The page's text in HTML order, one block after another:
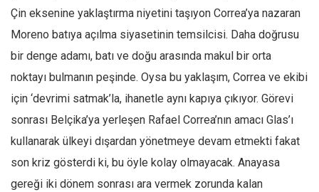
Avustralya
Tarih
Düşünce
Dosyalar
Çin eksenine yaklaştırma niyetini taşıyon Correa’ya nazaran
Moreno batıya açılma siyasetinin temsilcisi. Daha doğrusu
bir denge adamı, batı ve doğu arasında makul bir orta
noktayı bulmanın peşinde. Oysa bu yaklaşım, Correa ve ekibi
için ‘devrimi satmak’la, ihanetle aynı kapıya çıkıyor. Görevi
sonrası Belçika’ya yerleşen Rafael Correa’nın amacı Glas’ı
kullanarak ülkeyi dışardan yönetmeye devam etmekti fakat
son kriz gösterdi ki, bu öyle kolay olmayacak. Anayasa
gereği iki dönem sonrası ara vermek zorunda kalan